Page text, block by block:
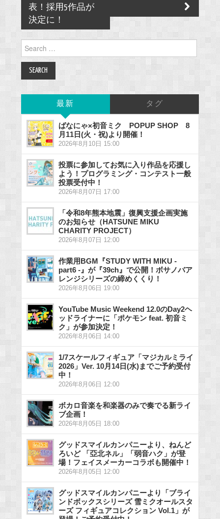
表！採用5作品が
決定に！
for:
最新 タグ
ばなにゃ×初音ミク POPUP SHOP 8
月11日(火・祝)より開催！
2026年8月10日 15:00
投票に参加してお気に入り作品を応援し
よう！プログラミング・コンテスト一般
投票受付中！
2026年8月07日 17:00
「令和8年熊本地震」復興支援企画実施
のお知らせ（HATSUNE MIKU
CHARITY PROJECT）
2026年8月07日 12:00
作業用BGM『STUDY WITH MIKU -
part6 -』が『39ch』で公開！ボサノバア
レンジシリーズの締めくくり！
2026年8月06日 19:00
YouTube Music Weekend 12.0のDay2ヘ
ッドライナーに「ポケモン feat. 初音ミ
ク」が参加決定！
2026年8月06日 14:00
1/7スケールフィギュア「マジカルミライ
2026」Ver. 10月14日(水)までご予約受付
中！
2026年8月06日 12:00
ボカロ音楽を和楽器のみで奏でる新ライ
ブ企画！
2026年8月05日 18:00
グッドスマイルカンパニーより、ねんど
ろいど 「亞北ネル」「弱音ハク」が登
場！フェイスメーカーコラボも開催中！
2026年8月05日 12:00
グッドスマイルカンパニーより「ブライ
ンドボックスシリーズ 雪ミクオールスタ
ーズ フィギュアコレクション Vol.1」が